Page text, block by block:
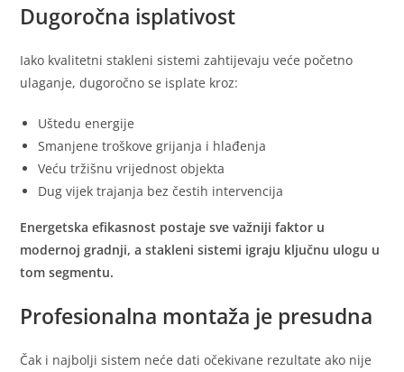
Dugoročna isplativost
Iako kvalitetni stakleni sistemi zahtijevaju veće početno
ulaganje, dugoročno se isplate kroz:
Uštedu energije
Smanjene troškove grijanja i hlađenja
Veću tržišnu vrijednost objekta
Dug vijek trajanja bez čestih intervencija
Energetska efikasnost postaje sve važniji faktor u
modernoj gradnji, a stakleni sistemi igraju ključnu ulogu u
tom segmentu.
Profesionalna montaža je presudna
Čak i najbolji sistem neće dati očekivane rezultate ako nije